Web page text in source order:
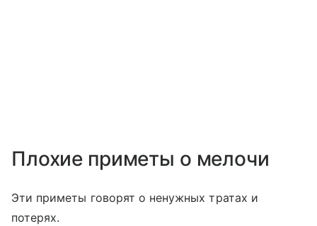
Плохие приметы о мелочи
Эти приметы говорят о ненужных тратах и
потерях.